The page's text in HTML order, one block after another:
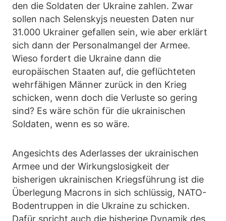
den die Soldaten der Ukraine zahlen. Zwar
sollen nach Selenskyjs neuesten Daten nur
31.000 Ukrainer gefallen sein, wie aber erklärt
sich dann der Personalmangel der Armee.
Wieso fordert die Ukraine dann die
europäischen Staaten auf, die geflüchteten
wehrfähigen Männer zurück in den Krieg
schicken, wenn doch die Verluste so gering
sind? Es wäre schön für die ukrainischen
Soldaten, wenn es so wäre.
Angesichts des Aderlasses der ukrainischen
Armee und der Wirkungslosigkeit der
bisherigen ukrainischen Kriegsführung ist die
Überlegung Macrons in sich schlüssig, NATO-
Bodentruppen in die Ukraine zu schicken.
Dafür spricht auch die bisherige Dynamik des